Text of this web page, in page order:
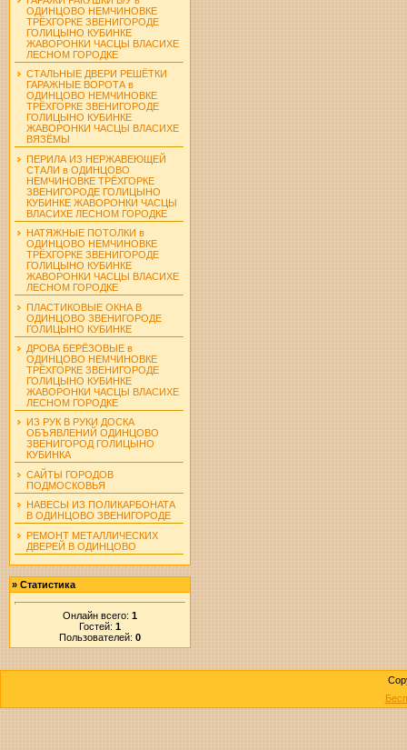
ОДИНЦОВО НЕМЧИНОВКЕ
ТРЁХГОРКЕ ЗВЕНИГОРОДЕ
ГОЛИЦЫНО КУБИНКЕ
ЖАВОРОНКИ ЧАСЦЫ ВЛАСИХЕ
ЛЕСНОМ ГОРОДКЕ
СТАЛЬНЫЕ ДВЕРИ РЕШЁТКИ
ГАРАЖНЫЕ ВОРОТА в
ОДИНЦОВО НЕМЧИНОВКЕ
ТРЁХГОРКЕ ЗВЕНИГОРОДЕ
ГОЛИЦЫНО КУБИНКЕ
ЖАВОРОНКИ ЧАСЦЫ ВЛАСИХЕ
ВЯЗЁМЫ
ПЕРИЛА ИЗ НЕРЖАВЕЮЩЕЙ
СТАЛИ в ОДИНЦОВО
НЕМЧИНОВКЕ ТРЁХГОРКЕ
ЗВЕНИГОРОДЕ ГОЛИЦЫНО
КУБИНКЕ ЖАВОРОНКИ ЧАСЦЫ
ВЛАСИХЕ ЛЕСНОМ ГОРОДКЕ
НАТЯЖНЫЕ ПОТОЛКИ в
ОДИНЦОВО НЕМЧИНОВКЕ
ТРЁХГОРКЕ ЗВЕНИГОРОДЕ
ГОЛИЦЫНО КУБИНКЕ
ЖАВОРОНКИ ЧАСЦЫ ВЛАСИХЕ
ЛЕСНОМ ГОРОДКЕ
ПЛАСТИКОВЫЕ ОКНА В
ОДИНЦОВО ЗВЕНИГОРОДЕ
ГОЛИЦЫНО КУБИНКЕ
ДРОВА БЕРЁЗОВЫЕ в
ОДИНЦОВО НЕМЧИНОВКЕ
ТРЁХГОРКЕ ЗВЕНИГОРОДЕ
ГОЛИЦЫНО КУБИНКЕ
ЖАВОРОНКИ ЧАСЦЫ ВЛАСИХЕ
ЛЕСНОМ ГОРОДКЕ
ИЗ РУК В РУКИ ДОСКА
ОБЪЯВЛЕНИЙ ОДИНЦОВО
ЗВЕНИГОРОД ГОЛИЦЫНО
КУБИНКА
САЙТЫ ГОРОДОВ
ПОДМОСКОВЬЯ
НАВЕСЫ ИЗ ПОЛИКАРБОНАТА
В ОДИНЦОВО ЗВЕНИГОРОДЕ
РЕМОНТ МЕТАЛЛИЧЕСКИХ
ДВЕРЕЙ В ОДИНЦОВО
» Статистика
Онлайн всего: 1
Гостей: 1
Пользователей: 0